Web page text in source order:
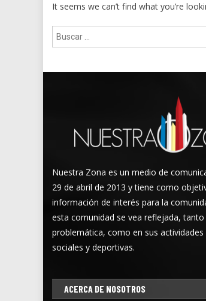
It seems we can’t find what you’re
Buscar:
Nuestra Zona es un medio de
29 de abril de 2013 y tiene como
información de interés para la
esta comunidad se vea reflejada, tanto
problemática, como en sus actividades
sociales y deportivas.
ACERCA DE NOSOTROS